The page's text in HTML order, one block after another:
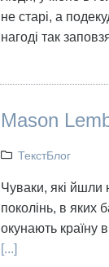
не старі, а
нагоді так
Mason
ТекстБлог
Чуваки, які йшли
поколінь, в яких
окунають країну
[...]